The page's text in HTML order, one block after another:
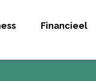
Financieel